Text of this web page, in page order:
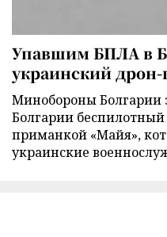
Упавшим БПЛА в
украинский
Минобороны Болгарии
Болгарии
приманкой «Майя»,
украинские